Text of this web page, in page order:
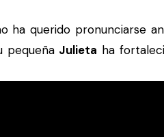
ha querido pronunciarse
pequeña Julieta ha